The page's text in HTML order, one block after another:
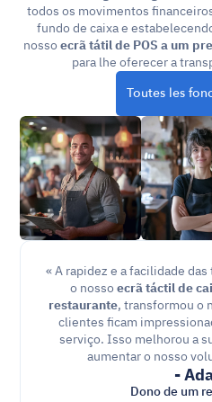
todos os movimentos
fundo de caixa e
nosso ecrã tátil de POS a um
para lhe oferecer a
Toutes les
« A rapidez e a facilidade
o nosso ecrã táctil de
restaurante, transformou o
clientes ficam
serviço. Isso melhorou a
aumentar o nosso
-
Dono de um